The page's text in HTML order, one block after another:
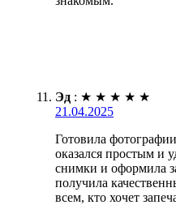
Эд : ★ ★ ★ ★ ★
21.04.2025
Готовила
оказался простым и
снимки и оформила
получила
всем, кто хочет